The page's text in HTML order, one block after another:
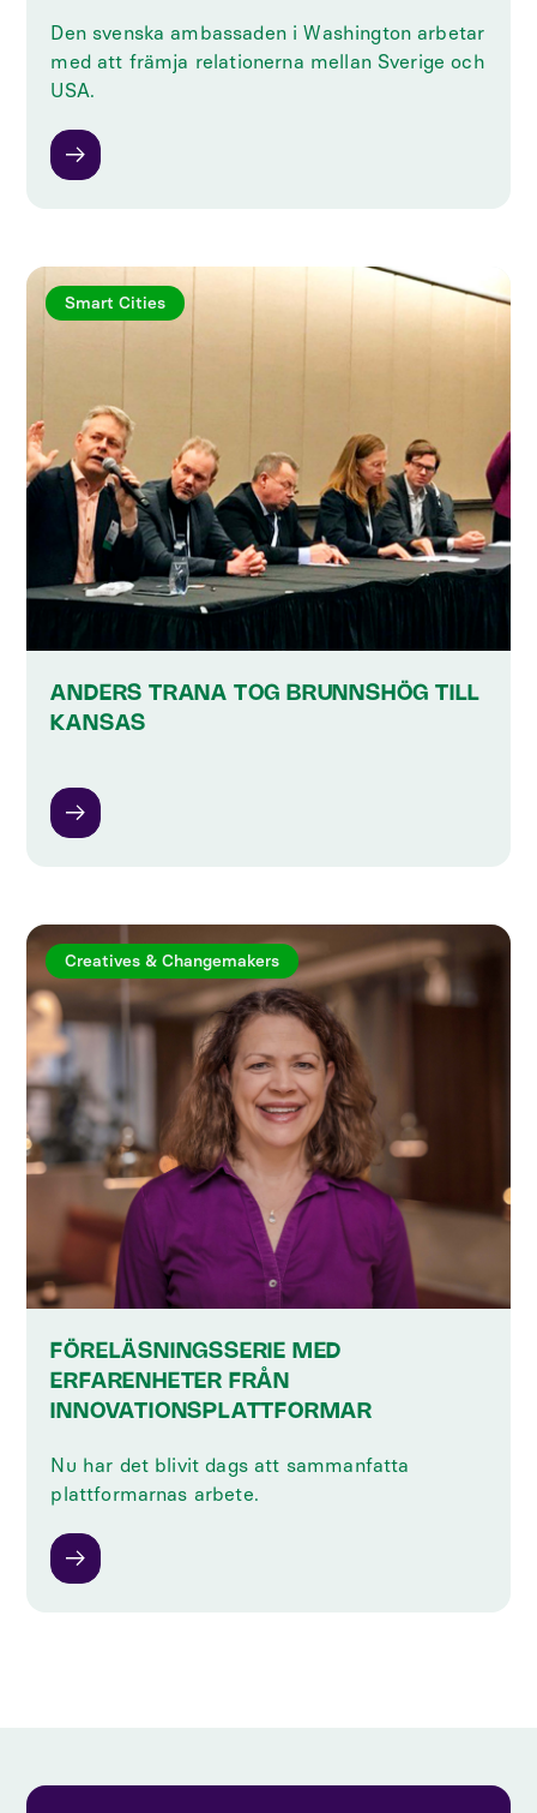
‍Den svenska ambassaden i Washington arbetar
med att främja relationerna mellan Sverige och
USA.
Smart Cities
ANDERS TRANA TOG BRUNNSHÖG TILL
KANSAS
Creatives & Changemakers
FÖRELÄSNINGSSERIE MED
ERFARENHETER FRÅN
INNOVATIONSPLATTFORMAR
Nu har det blivit dags att sammanfatta
plattformarnas arbete.